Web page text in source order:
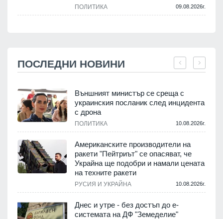
ПОЛИТИКА 09.08.2026г.
ПОСЛЕДНИ НОВИНИ
Външният министър се среща с
украинския посланик след инцидента
с дрона
ПОЛИТИКА 10.08.2026г.
Американските производители на
ракети "Пейтриът" се опасяват, че
Украйна ще подобри и намали цената
на техните ракети
РУСИЯ И УКРАЙНА 10.08.2026г.
Днес и утре - без достъп до е-
системата на ДФ "Земеделие"